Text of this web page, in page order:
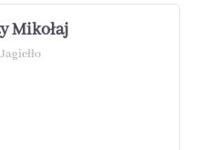
Mikołaj